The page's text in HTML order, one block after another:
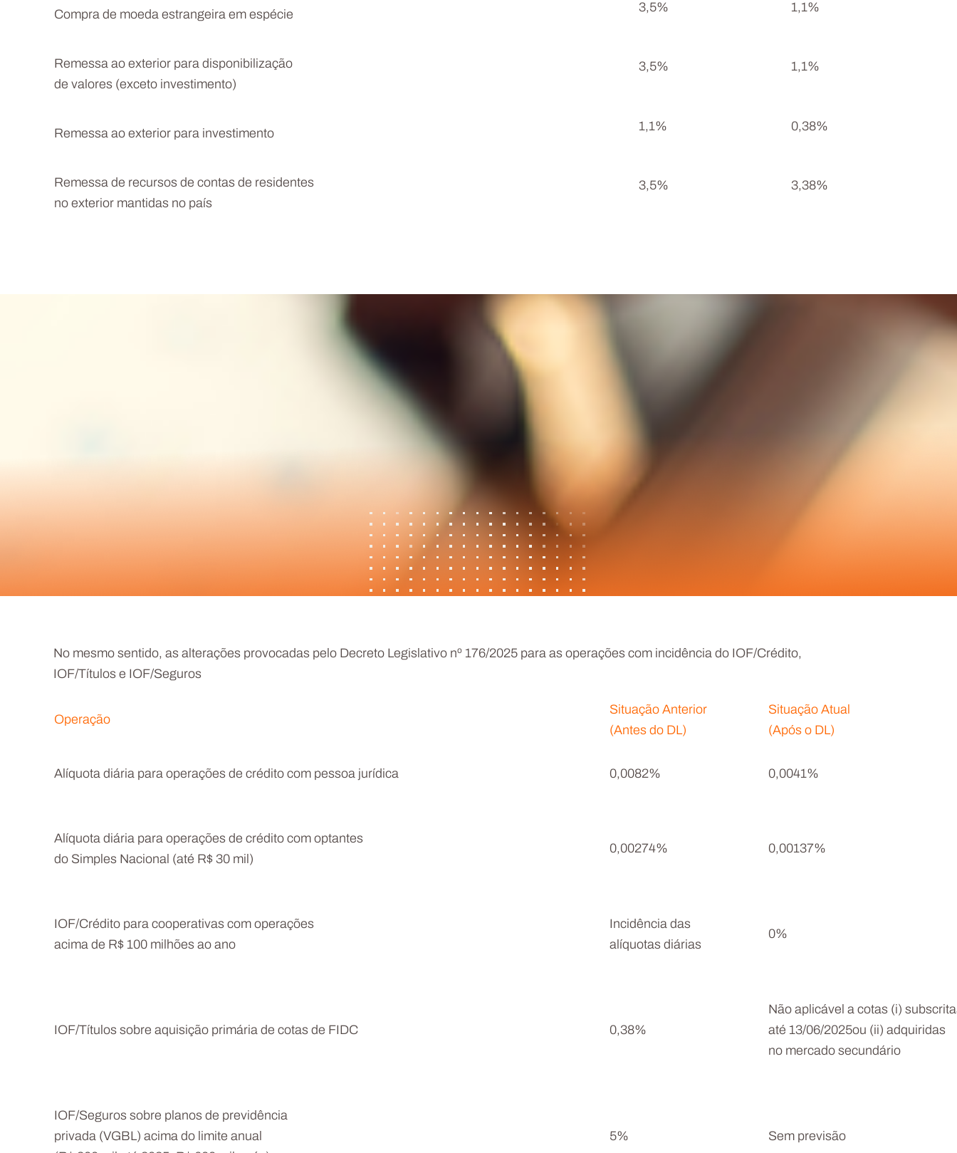
Compra de moeda estrangeira em espécie
3,5% 1,1%
Remessa ao exterior para disponibilização
de valores (exceto investimento)
3,5% 1,1%
Remessa ao exterior para investimento
1,1% 0,38%
Remessa de recursos de contas de residentes
no exterior mantidas no país
3,5% 3,38%
No mesmo sentido, as alterações provocadas pelo Decreto Legislativo nº 176/2025 para as operações com incidência do IOF/Crédito,
IOF/Títulos e IOF/Seguros
Operação
Situação Anterior
(Antes do DL)
Situação Atual
(Após o DL)
Alíquota diária para operações de crédito com pessoa jurídica 0,0082% 0,0041%
Alíquota diária para operações de crédito com optantes
do Simples Nacional (até R$ 30 mil)
0,00274% 0,00137%
IOF/Crédito para cooperativas com operações
acima de R$ 100 milhões ao ano
Incidência das
alíquotas diárias
0%
IOF/Títulos sobre aquisição primária de cotas de FIDC 0,38%
Não aplicável a cotas (i)
até 13/06/2025ou (ii) adquiridas
no mercado secundário
IOF/Seguros sobre planos de previdência
privada (VGBL) acima do limite anual
5% Sem previsão